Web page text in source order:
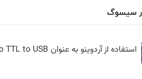
سیسوگ
استفاده از آردوینو به عنوان Arduino TTL to USB